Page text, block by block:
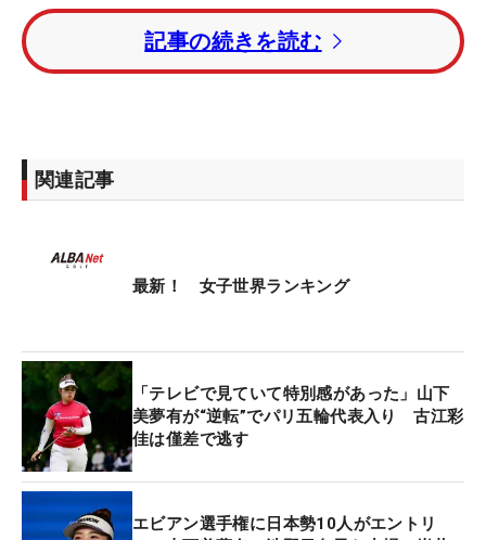
（笑）」と帰国してはじめてその“重み”を感じてい
る。
ップ10入りしていた笹生優花はすでに五輪当確。最
後のひと枠をかけた戦いで、あざやかに二人を振り
もあるが、やりきった充実感をにじませる。
に屈したが、最終ホールをバーディ締めとし、2位
に滑り込んだ。「ショットが安定していて、ショー
トゲームでリカバリーできたことがよかった。やり
きった」と成長を感じることができたのは、大きな
収穫だ。
記事の続きを読む
関連記事
最新！ 女子世界ランキング
「テレビで見ていて特別感があった」山下
美夢有が“逆転”でパリ五輪代表入り 古江彩
佳は僅差で逃す
エビアン選手権に日本勢10人がエントリ